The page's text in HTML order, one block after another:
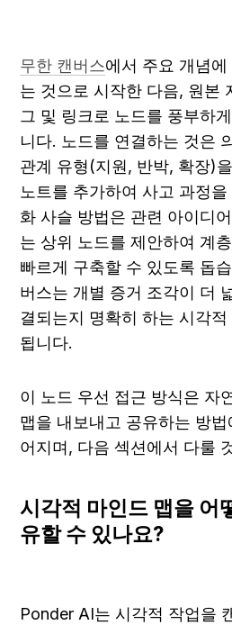
무한 캔버스에서 주요 개념
는 것으로 시작한 다음, 원본
그 및 링크로 노드를 풍부하
니다. 노드를 연결하는 것은
관계 유형(지원, 반박, 확장)
노트를 추가하여 사고 과정
화 사슬 방법은 관련 아이디
는 상위 노드를 제안하여 계
빠르게 구축할 수 있도록 돕
버스는 개별 증거 조각이 더
결되는지 명확히 하는 시각
됩니다.
이 노드 우선 접근 방식은 자
맵을 내보내고 공유하는 방
어지며, 다음 섹션에서 다룰
시각적 마인드 맵을 어
유할 수 있나요?
Ponder AI는 시각적 작업을